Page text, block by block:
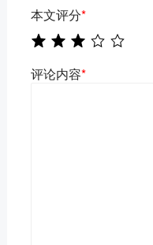
本文评分*
评论内容*